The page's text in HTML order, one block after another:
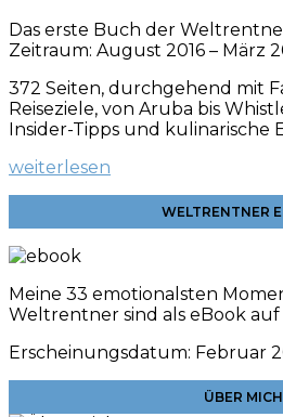
Das erste Buch der
Zeitraum: August 2016 – März
372 Seiten, durchgehend mit
Reiseziele, von Aruba bis
Insider-Tipps und kulinarische
weiterlesen
WELTRENTNER
Meine 33 emotionalsten
Weltrentner sind als eBook auf
Erscheinungsdatum: Februar
ÜBER MICH